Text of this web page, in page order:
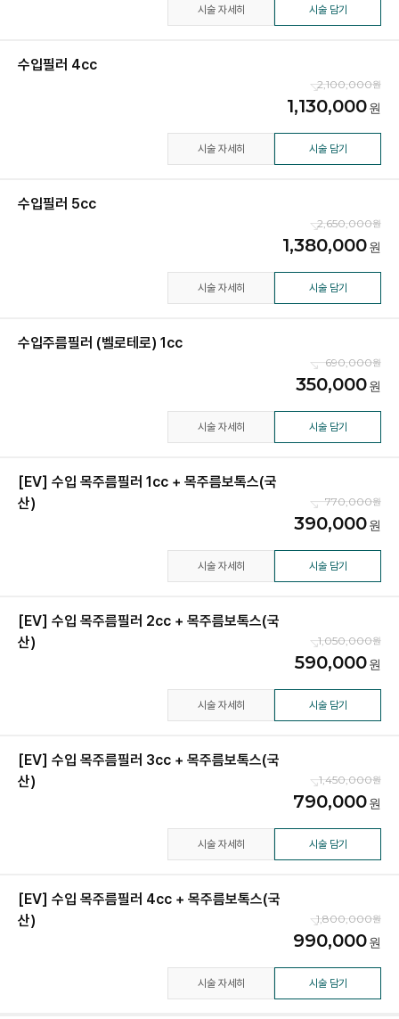
시술 자세히 시술 담기
수입필러 4cc
2,100,000
1,130,000
시술 자세히 시술 담기
수입필러 5cc
2,650,000
1,380,000
시술 자세히 시술 담기
수입주름필러 (벨로테로) 1cc
690,000
350,000
시술 자세히 시술 담기
[EV] 수입 목주름필러 1cc + 목주름보톡스(국
산)
770,000
390,000
시술 자세히 시술 담기
[EV] 수입 목주름필러 2cc + 목주름보톡스(국
산)
1,050,000
590,000
시술 자세히 시술 담기
[EV] 수입 목주름필러 3cc + 목주름보톡스(국
산)
1,450,000
790,000
시술 자세히 시술 담기
[EV] 수입 목주름필러 4cc + 목주름보톡스(국
산)
1,800,000
990,000
시술 자세히 시술 담기